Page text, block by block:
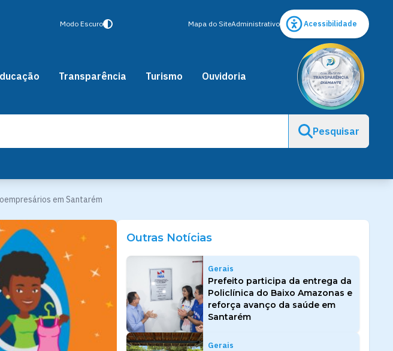
Modo Escuro Mapa do SiteAdministrativo Acessibilidade
Transparência Turismo Ouvidoria
Pesquisar
em Santarém
Outras Notícias
Gerais
Prefeito participa da entrega da
Policlínica do Baixo Amazonas e
reforça avanço da saúde em
Santarém
Gerais